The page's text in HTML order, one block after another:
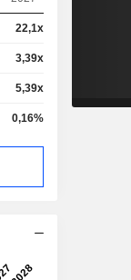
22,1x
3,39x
5,39x
0,16%